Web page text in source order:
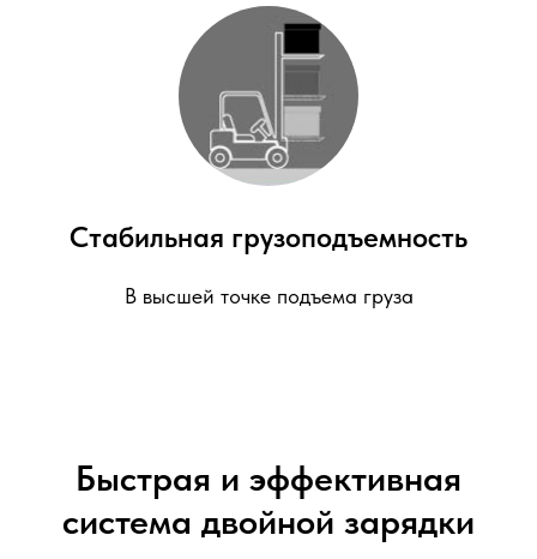
Стабильная грузоподъемность
В высшей точке подъема груза
Быстрая и эффективная
система двойной зарядки